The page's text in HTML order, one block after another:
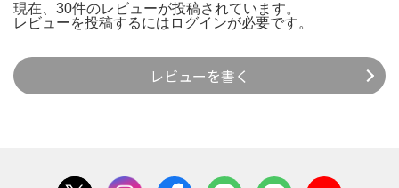
現在、30件のレビューが投稿されています。
レビューを投稿するには ログインが必要です。
レビューを書く